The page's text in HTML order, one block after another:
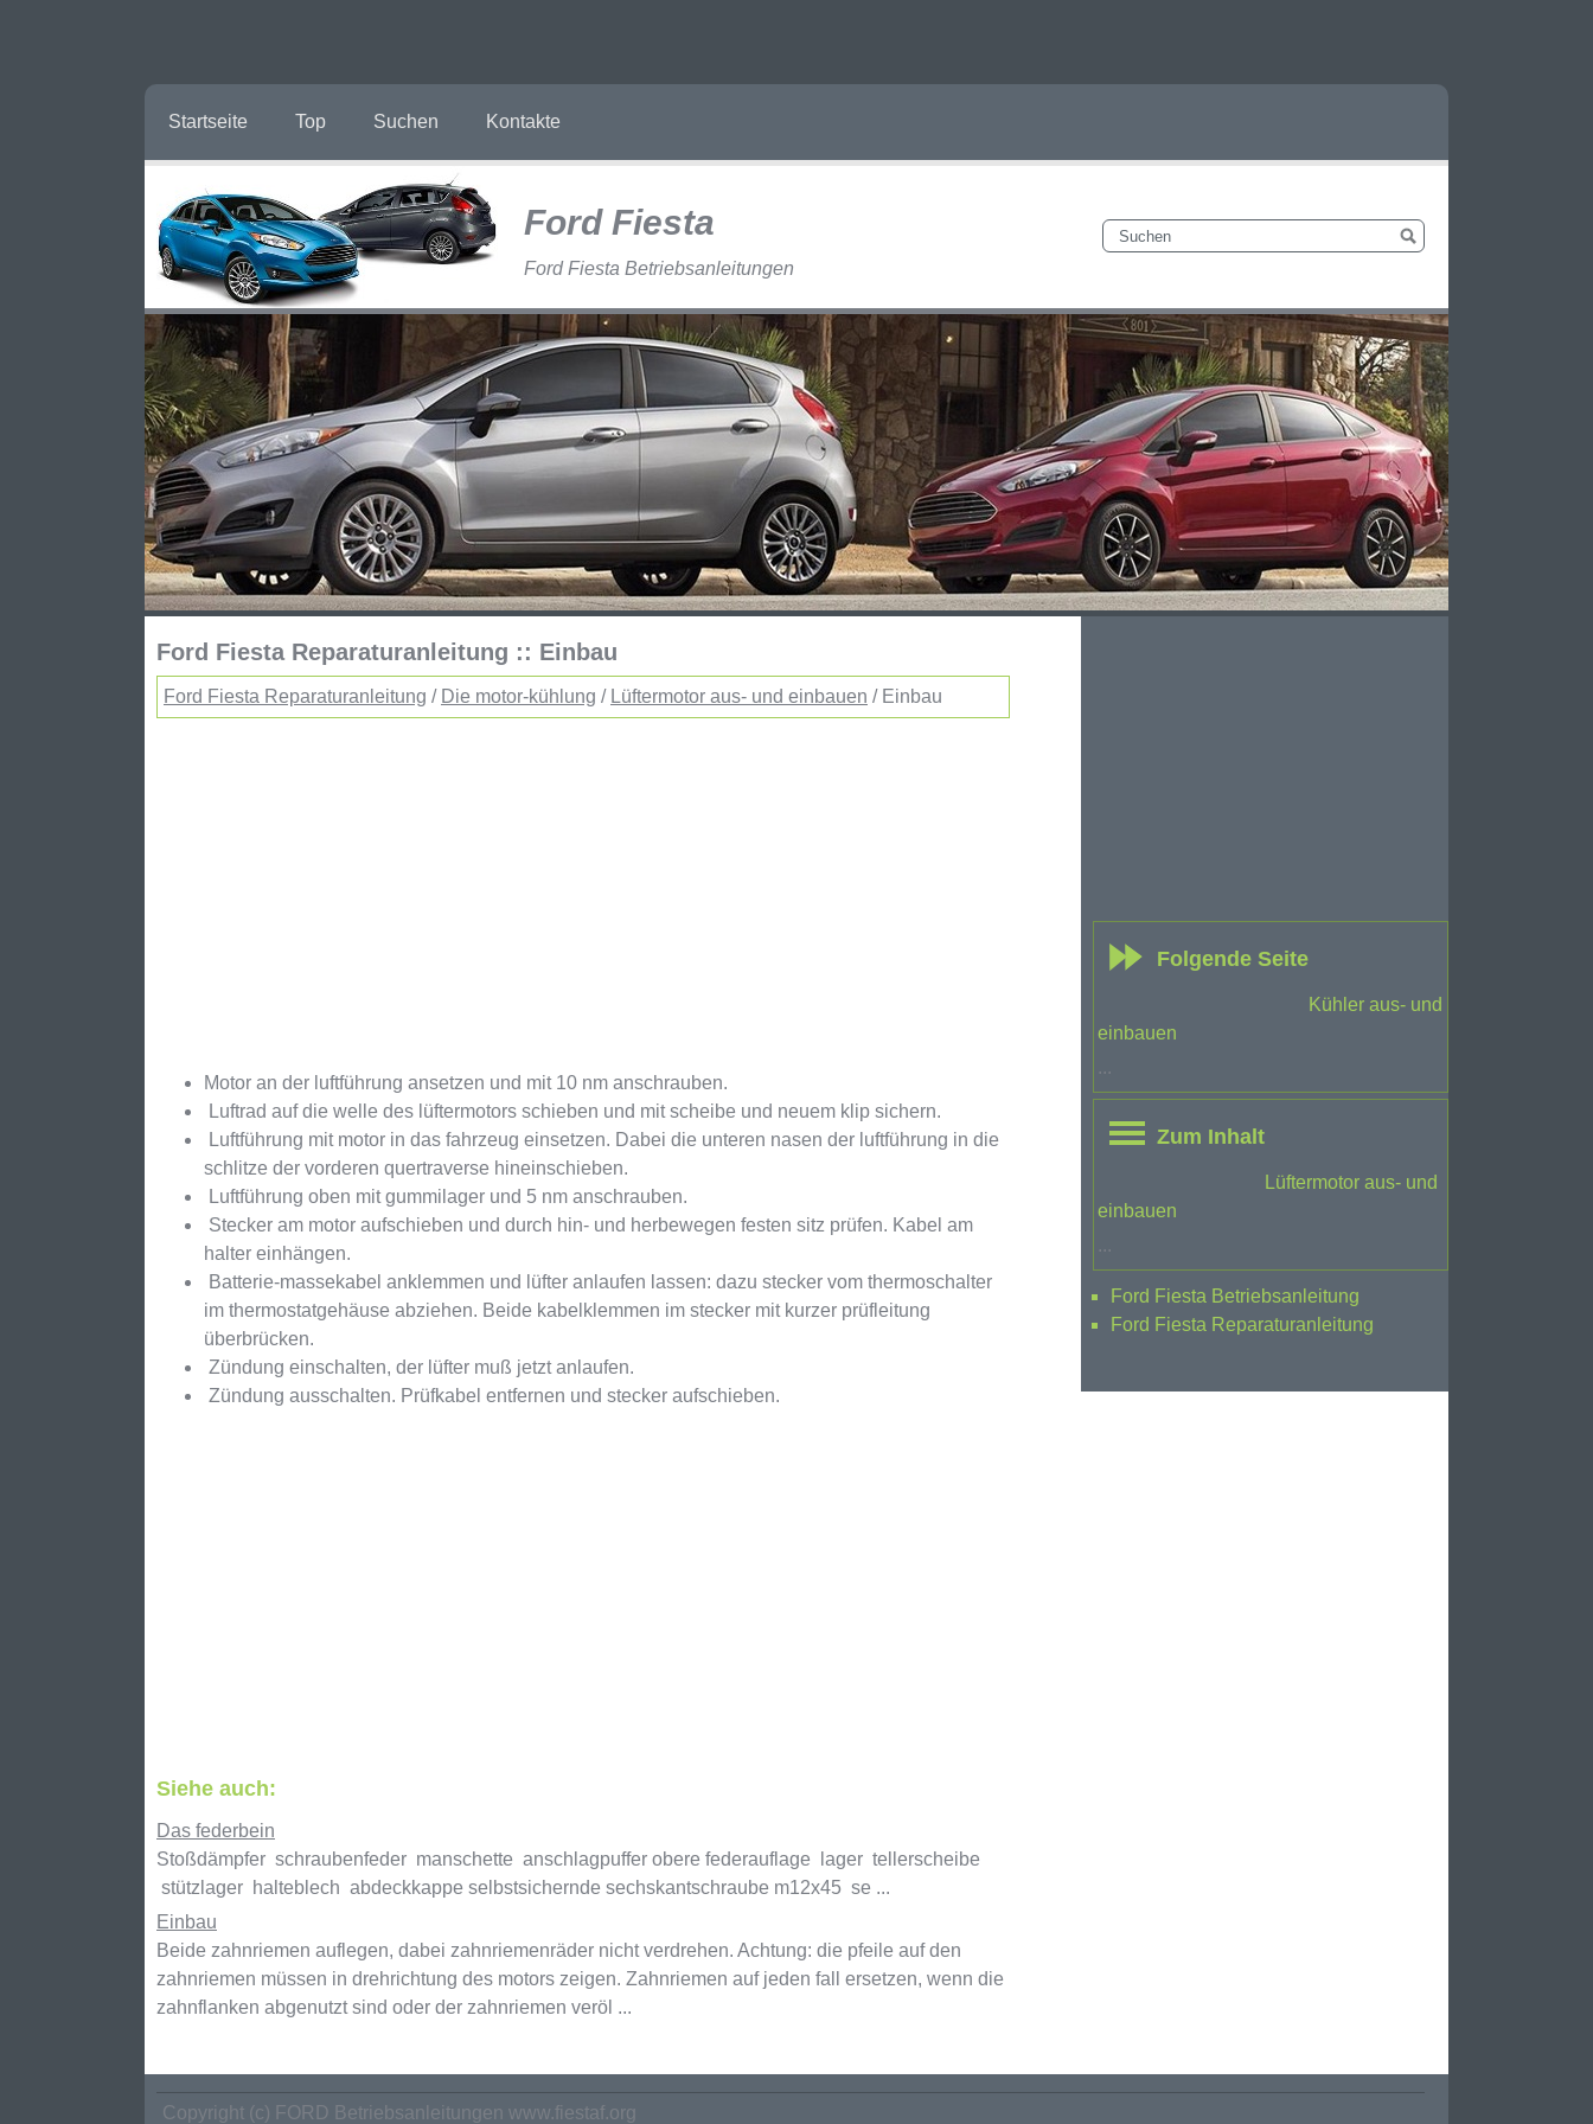
Startseite Top Suchen Kontakte
Ford Fiesta
Ford Fiesta Betriebsanleitungen
Ford Fiesta Reparaturanleitung :: Einbau
Ford Fiesta Reparaturanleitung / Die motor-kühlung / Lüftermotor aus- und einbauen / Einbau
Motor an der luftführung ansetzen und mit 10 nm anschrauben.
Luftrad auf die welle des lüftermotors schieben und mit scheibe und neuem klip sichern.
Luftführung mit motor in das fahrzeug einsetzen. Dabei die unteren nasen der luftführung in die
schlitze der vorderen quertraverse hineinschieben.
Luftführung oben mit gummilager und 5 nm anschrauben.
Stecker am motor aufschieben und durch hin- und herbewegen festen sitz prüfen. Kabel am
halter einhängen.
Batterie-massekabel anklemmen und lüfter anlaufen lassen: dazu stecker vom thermoschalter
im thermostatgehäuse abziehen. Beide kabelklemmen im stecker mit kurzer prüfleitung
überbrücken.
Zündung einschalten, der lüfter muß jetzt anlaufen.
Zündung ausschalten. Prüfkabel entfernen und stecker aufschieben.
Siehe auch:
Das federbein
Stoßdämpfer schraubenfeder manschette anschlagpuffer obere federauflage lager tellerscheibe
stützlager halteblech abdeckkappe selbstsichernde sechskantschraube m12x45 se ...
Einbau
Beide zahnriemen auflegen, dabei zahnriemenräder nicht verdrehen. Achtung: die pfeile auf den
zahnriemen müssen in drehrichtung des motors zeigen. Zahnriemen auf jeden fall ersetzen, wenn die
zahnflanken abgenutzt sind oder der zahnriemen veröl ...
Folgende Seite
Kühler aus- und
einbauen
...
Zum Inhalt
Lüftermotor aus- und
einbauen
...
Ford Fiesta Betriebsanleitung
Ford Fiesta Reparaturanleitung
Copyright (c) FORD Betriebsanleitungen www.fiestaf.org